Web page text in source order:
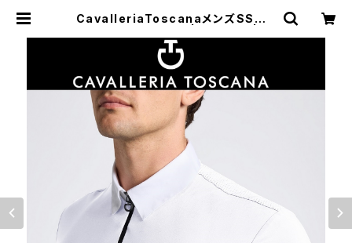
CavalleriaToscanaメンズSSシャ
アッフェ 公式オンラインショップ | 通
販